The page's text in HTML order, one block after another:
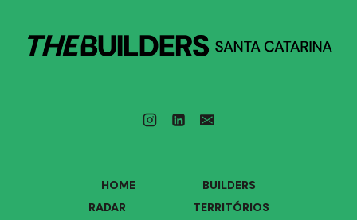
HOME
BUILDERS
RADAR
TERRITÓRIOS